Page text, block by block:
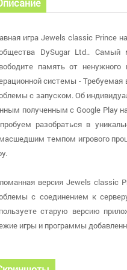
игра Jewels classic Prince
DySugar Ltd.. Самый
память от ненужного
системы - Требуемая
с запуском. Об
полученным с Google Play
разобраться в
темпом игрового
версия Jewels classic
с соединением к
старую версию
игры и программы